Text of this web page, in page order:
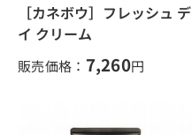
［カネボウ］フレッシュ デ
イ クリーム
販売価格： 7,260円